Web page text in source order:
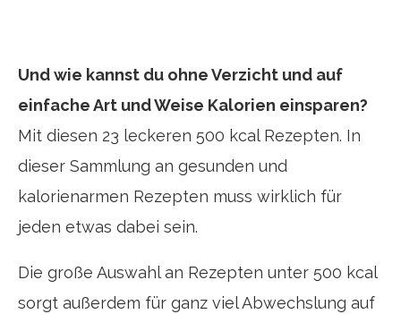
Und wie kannst du ohne Verzicht und auf
einfache Art und Weise Kalorien einsparen?
Mit diesen 23 leckeren 500 kcal Rezepten. In
dieser Sammlung an gesunden und
kalorienarmen Rezepten muss wirklich für
jeden etwas dabei sein.
Die große Auswahl an Rezepten unter 500 kcal
sorgt außerdem für ganz viel Abwechslung auf